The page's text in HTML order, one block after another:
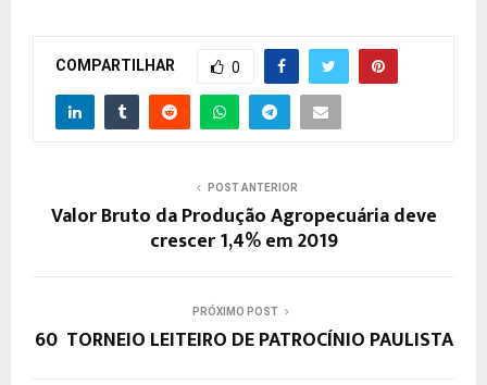
COMPARTILHAR 0
POST ANTERIOR
Valor Bruto da Produção Agropecuária deve
crescer 1,4% em 2019
PRÓXIMO POST
60º TORNEIO LEITEIRO DE PATROCÍNIO PAULISTA